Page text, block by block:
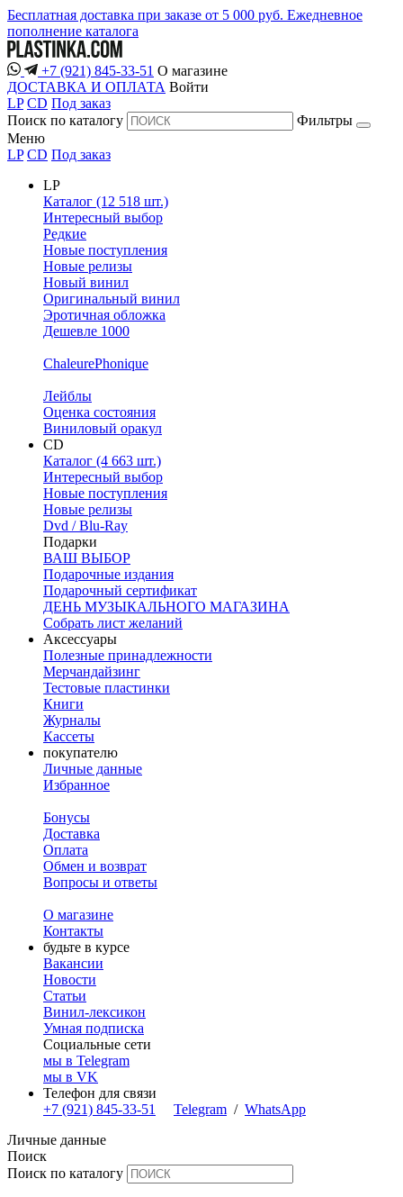
Бесплатная доставка при заказе от 5 000 руб. Ежедневное
пополнение каталога
+7 (921) 845-33-51 О магазине
ДОСТАВКА И ОПЛАТА Войти
LP CD Под заказ
Поиск по каталогу
Фильтры
Меню
LP CD Под заказ
LP
Каталог (12 518 шт.)
Интересный выбор
Редкие
Новые поступления
Новые релизы
Новый винил
Оригинальный винил
Эротичная обложка
Дешевле 1000
ChaleurePhonique
Лейблы
Оценка состояния
Виниловый оракул
CD
Каталог (4 663 шт.)
Интересный выбор
Новые поступления
Новые релизы
Dvd / Blu-Ray
Подарки
ВАШ ВЫБОР
Подарочные издания
Подарочный сертификат
ДЕНЬ МУЗЫКАЛЬНОГО МАГАЗИНА
Собрать лист желаний
Аксессуары
Полезные принадлежности
Мерчандайзинг
Тестовые пластинки
Книги
Журналы
Кассеты
покупателю
Личные данные
Избранное
Бонусы
Доставка
Оплата
Обмен и возврат
Вопросы и ответы
О магазине
Контакты
будьте в курсе
Вакансии
Новости
Статьи
Винил-лексикон
Умная подписка
Социальные сети
мы в Telegram
мы в VK
Телефон для связи
+7 (921) 845-33-51
Telegram / WhatsApp
Личные данные
Поиск
Поиск по каталогу